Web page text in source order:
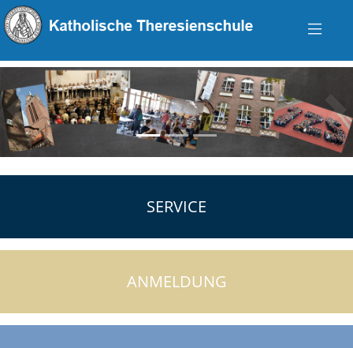
zurück
SERVICE
ANMELDUNG